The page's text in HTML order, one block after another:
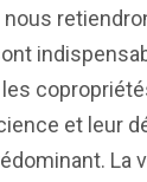
et leur
La